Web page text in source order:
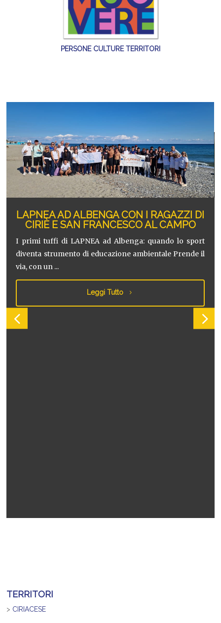
PERSONE CULTURE TERRITORI
CON I RAGAZZI DI
FRANCESCO AL CAMPO
ad Albenga: quando lo sport
di educazione ambientale Prende il DALLA
SI FERMA PIÙ:
IL
TERRITORI
> CIRIACESE